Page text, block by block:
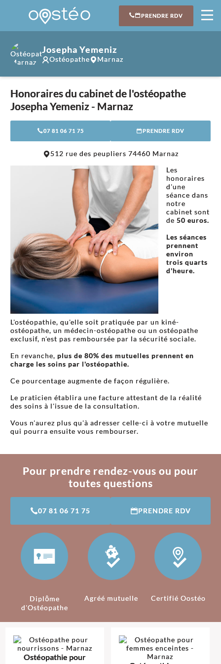
PRENDRE RDV
Josepha Yemeniz
Ostéopathe Marnaz
Honoraires du cabinet de l'ostéopathe
Josepha Yemeniz - Marnaz
07 81 06 71 75 PRENDRE RDV
512 rue des peupliers 74460 Marnaz
Les
honoraires
d'une
séance dans
notre
cabinet sont
de 50 euros.
Les séances
prennent
environ
trois quarts
d'heure.
L'ostéopathie, qu'elle soit pratiquée par un kiné-
ostéopathe, un médecin-ostéopathe ou un ostéopathe
exclusif, n'est pas remboursée par la sécurité sociale.
En revanche, plus de 80% des mutuelles prennent en
charge les soins par l'ostéopathie.
Ce pourcentage augmente de façon régulière.
Le praticien établira une facture attestant de la réalité
des soins à l'issue de la consultation.
Vous n'aurez plus qu'à adresser celle-ci à votre mutuelle
qui pourra ensuite vous rembourser.
Pour prendre rendez-vous ou pour
toutes questions
07 81 06 71 75 PRENDRE RDV
Diplôme
d'Ostéopathe
Agréé mutuelle Certifié Oostéo
Ostéopathie pour